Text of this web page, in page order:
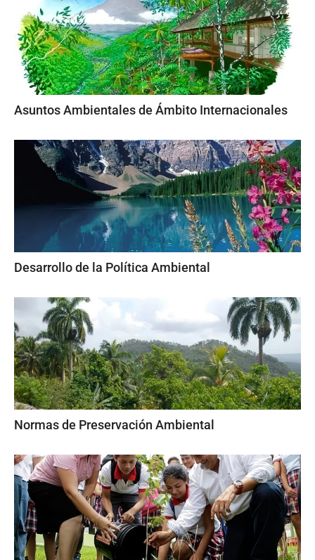
Asuntos Ambientales de Ámbito Internacionales
Desarrollo de la Política Ambiental
Normas de Preservación Ambiental